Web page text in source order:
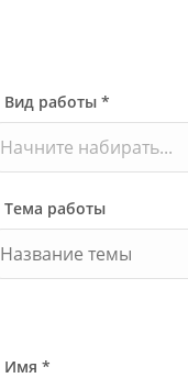
Вид работы *
Начните набирать...
Тема работы
Имя *